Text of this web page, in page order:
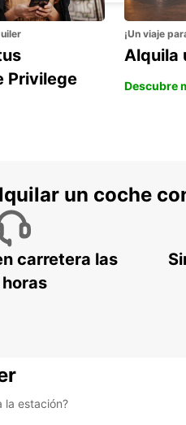
Privilege
¡Un viaje
Alquila
Descubre
un coche
carretera las
la estación?